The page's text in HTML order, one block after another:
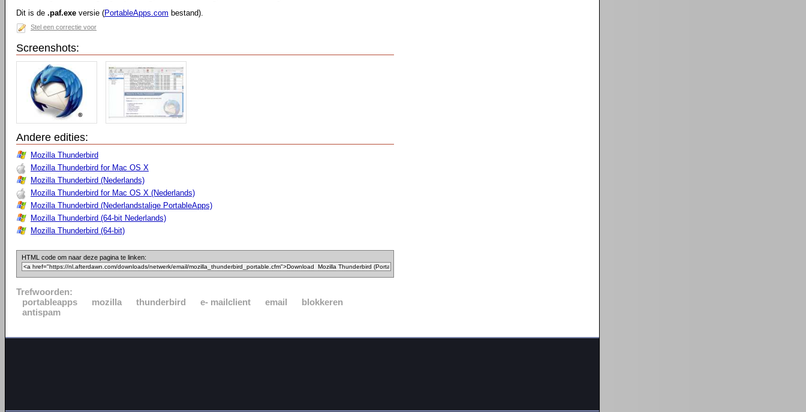
Dit is de .paf.exe versie (PortableApps.com bestand).
Stel een correctie voor
Screenshots:
Andere edities:
Mozilla Thunderbird
Mozilla Thunderbird for Mac OS X
Mozilla Thunderbird (Nederlands)
Mozilla Thunderbird for Mac OS X (Nederlands)
Mozilla Thunderbird (Nederlandstalige PortableApps)
Mozilla Thunderbird (64-bit Nederlands)
Mozilla Thunderbird (64-bit)
HTML code om naar deze pagina te linken:
Trefwoorden:
portableapps
mozilla thunderbird e- mailclient email
blokkeren
antispam